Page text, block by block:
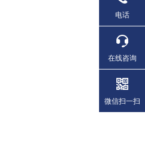
电话
在线咨询
微信扫一扫